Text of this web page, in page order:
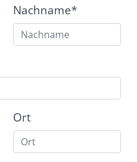
Nachname*
Ort